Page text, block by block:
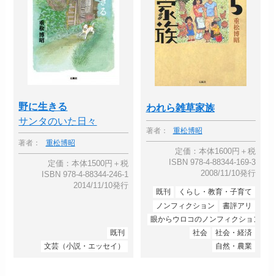
野に生きる
サンタのいた日々
著者： 重松博昭
定価：本体1500円＋税
ISBN 978-4-88344-246-1
2014/11/10発行
既刊
文芸（小説・エッセイ）
われら雑草家族
著者： 重松博昭
定価：本体1600円＋税
ISBN 978-4-88344-169-3
2008/11/10発行
既刊
くらし・教育・子育て
ノンフィクション
書評アリ
眼からウロコのノンフィクション
社会
社会・経済
自然・農業